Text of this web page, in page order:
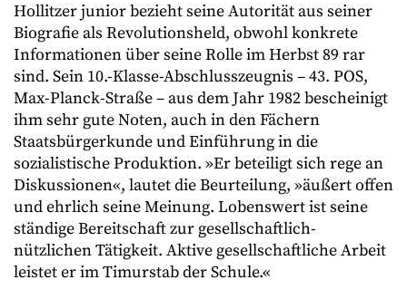
Hollitzer junior bezieht seine Autorität aus seiner
Biografie als Revolutionsheld, obwohl konkrete
Informationen über seine Rolle im Herbst 89 rar
sind. Sein 10.-Klasse-Abschlusszeugnis – 43. POS,
Max-Planck-Straße – aus dem Jahr 1982 bescheinigt
ihm sehr gute Noten, auch in den Fächern
Staatsbürgerkunde und Einführung in die
sozialistische Produktion. »Er beteiligt sich rege an
Diskussionen«, lautet die Beurteilung, »äußert offen
und ehrlich seine Meinung. Lobenswert ist seine
ständige Bereitschaft zur gesellschaftlich-
nützlichen Tätigkeit. Aktive gesellschaftliche Arbeit
leistet er im Timurstab der Schule.«